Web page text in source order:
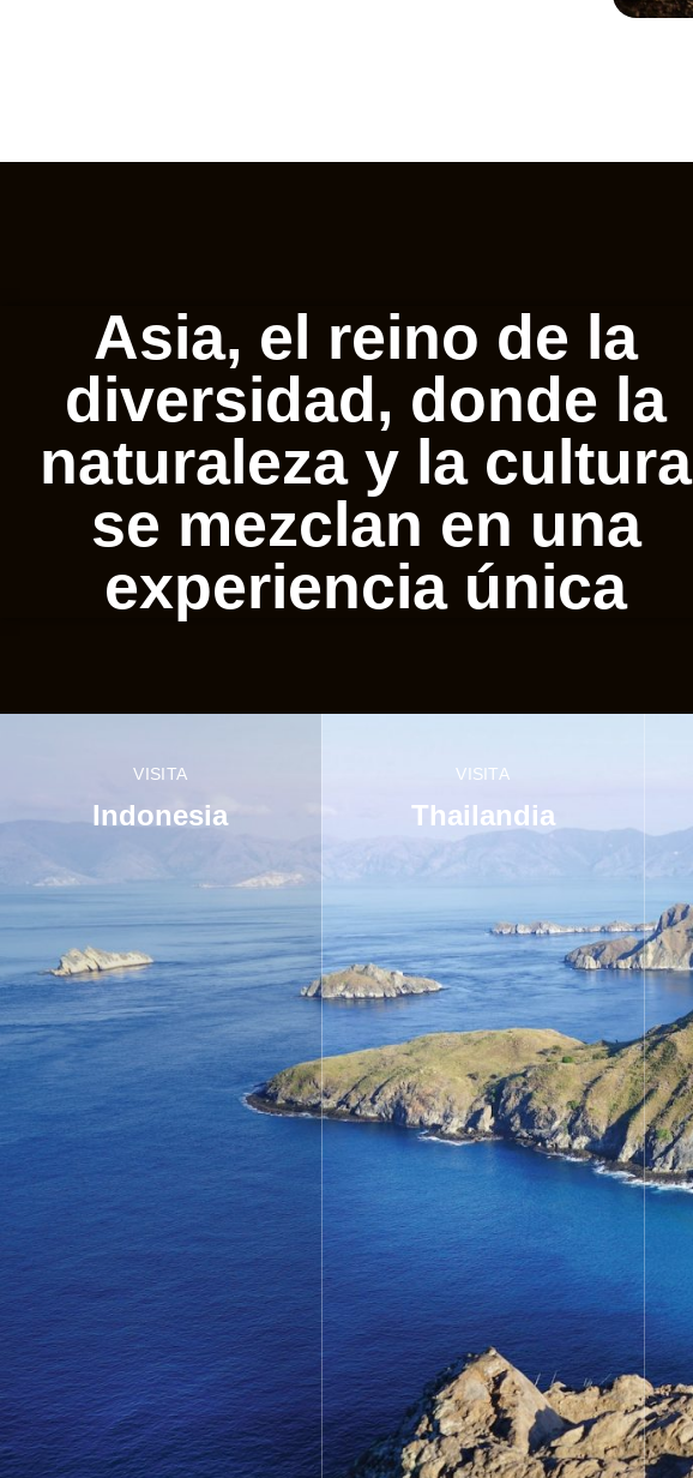
Asia, el reino de la
diversidad, donde la
naturaleza y la cultura
se mezclan en una
experiencia única
VISITA
Indonesia
VISITA
Thailandia